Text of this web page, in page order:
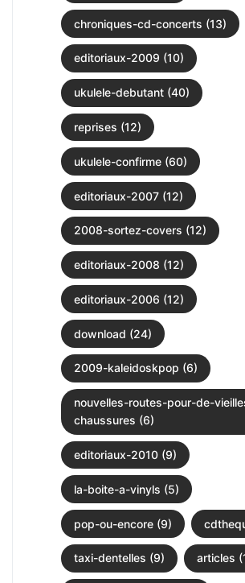
chroniques-cd-concerts (13)
editoriaux-2009 (10)
ukulele-debutant (40)
reprises (12)
ukulele-confirme (60)
editoriaux-2007 (12)
2008-sortez-covers (12)
editoriaux-2008 (12)
editoriaux-2006 (12)
download (24)
2009-kaleidoskpop (6)
nouvelles-routes-pour-de-
chaussures (6)
editoriaux-2010 (9)
la-boite-a-vinyls (5)
pop-ou-encore (9)
taxi-dentelles (9) articles